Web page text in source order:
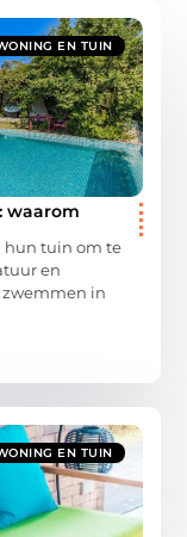
EN TUIN
waarom
hun tuin om te
en
in
EN TUIN